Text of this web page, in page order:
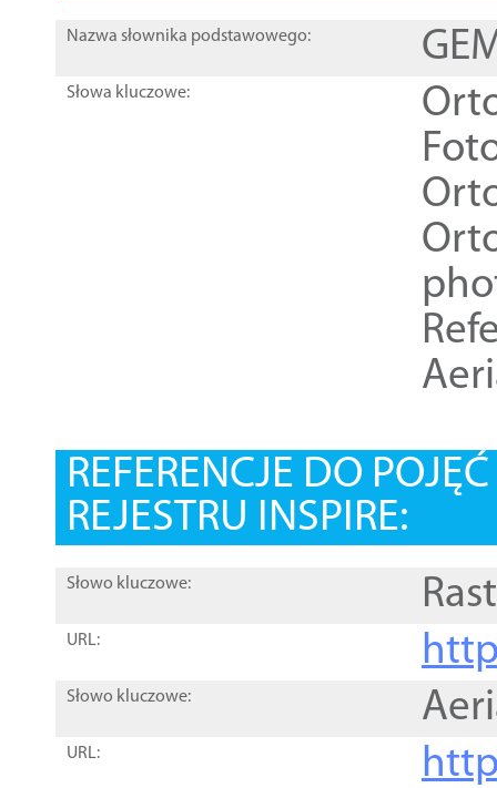
Nazwa słownika podstawowego:
Słowa kluczowe:
REFERENCJE DO
REJESTRU INSPIRE:
Słowo kluczowe:
URL:
Słowo kluczowe:
URL: